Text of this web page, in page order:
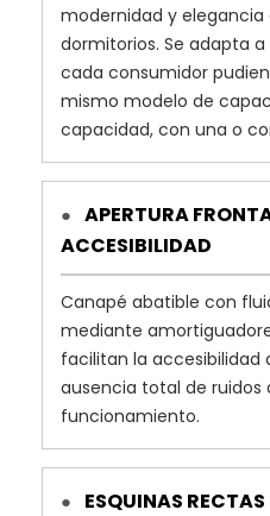
modernidad y elegancia
dormitorios. Se adapta
cada consumidor
mismo modelo de
capacidad, con una o
● APERTURA
ACCESIBILIDAD
Canapé abatible con
mediante
facilitan la accesibilidad
ausencia total de ruidos
funcionamiento.
● ESQUINAS